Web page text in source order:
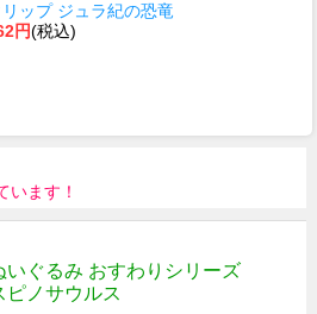
ップ ジュラ紀の恐竜
円(税込)
います！
いぐるみ おすわりシリーズ
ピノサウルス